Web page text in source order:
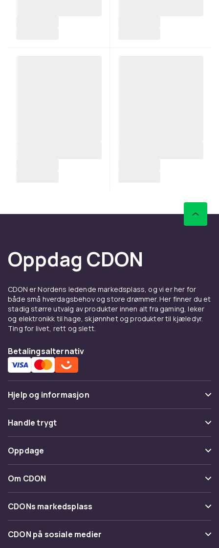
Oppdag CDON
CDON er Nordens ledende markedsplass, og vi er her for
både små hverdagsbehov og store drømmer. Her finner du et
stadig større utvalg av produkter innen alt fra gaming, leker
og elektronikk til hage, skjønnhet og produkter til kjæledyr.
Ting for livet, rett og slett.
Betalingsalternativ
Hjelp og informasjon
Vanlige spørsmål
Spor pakke
Angre & returner her
Kontakt oss
Handle trygt
Betaling
Levering
Tilbakekallinger
Oppdage
Kategorier
Varemerker
Om CDON
Om oss
Kundeanmeldelser
Jobbe på CDON
CDONs markedsplass
Merchant Help Center
CDON på sosiale medier